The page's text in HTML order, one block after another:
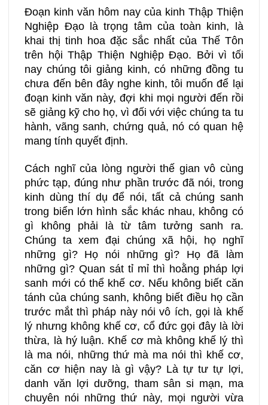
Đoạn kinh văn hôm nay của kinh Thập Thiện
Nghiệp Đạo là trọng tâm của toàn kinh, là
khai thị tinh hoa đặc sắc nhất của Thế Tôn
trên hội Thập Thiện Nghiệp Đạo. Bởi vì tối
nay chúng tôi giảng kinh, có những đồng tu
chưa đến bên đây nghe kinh, tôi muốn để lại
đoạn kinh văn này, đợi khi mọi người đến rồi
sẽ giảng kỹ cho họ, vì đối với việc chúng ta tu
hành, vãng sanh, chứng quả, nó có quan hệ
mang tính quyết định.
Cách nghĩ của lòng người thế gian vô cùng
phức tạp, đúng như phần trước đã nói, trong
kinh dùng thí dụ để nói, tất cả chúng sanh
trong biển lớn hình sắc khác nhau, không có
gì không phải là từ tâm tưởng sanh ra.
Chúng ta xem đại chúng xã hội, họ nghĩ
những gì? Họ nói những gì? Họ đã làm
những gì? Quan sát tỉ mỉ thì hoằng pháp lợi
sanh mới có thể khế cơ. Nếu không biết căn
tánh của chúng sanh, không biết điều họ cần
trước mắt thì pháp này nói vô ích, gọi là khế
lý nhưng không khế cơ, cổ đức gọi đây là lời
thừa, là hý luận. Khế cơ mà không khế lý thì
là ma nói, những thứ mà ma nói thì khế cơ,
căn cơ hiện nay là gì vậy? Là tự tư tự lợi,
danh văn lợi dưỡng, tham sân si mạn, ma
chuyên nói những thứ này, mọi người vừa